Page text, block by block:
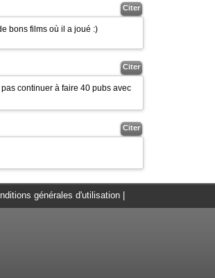
Citer
bons films où il a joué :)
Citer
continuer à faire 40 pubs avec
Citer
générales d'utilisation